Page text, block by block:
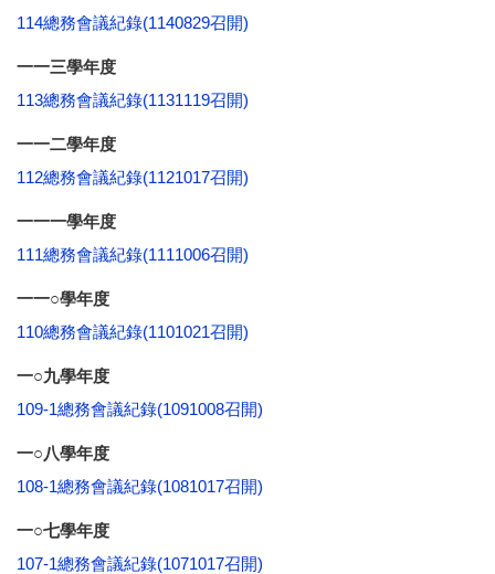
114總務會議紀錄(1140829召開)
一一三學年度
113總務會議紀錄(1131119召開)
一一二學年度
112總務會議紀錄(1121017召開)
一一一學年度
111總務會議紀錄(1111006召開)
一一○學年度
110總務會議紀錄(1101021召開)
一○九學年度
109-1總務會議紀錄(1091008召開)
一○八學年度
108-1總務會議紀錄(1081017召開)
一○七學年度
107-1總務會議紀錄(1071017召開)